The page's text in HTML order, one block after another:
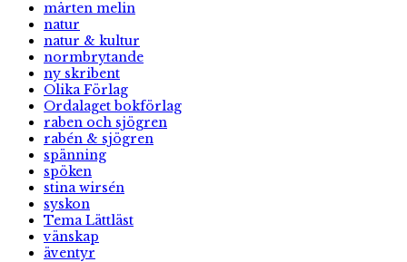
mårten melin
natur
natur & kultur
normbrytande
ny skribent
Olika Förlag
Ordalaget bokförlag
raben och sjögren
rabén & sjögren
spänning
spöken
stina wirsén
syskon
Tema Lättläst
vänskap
äventyr